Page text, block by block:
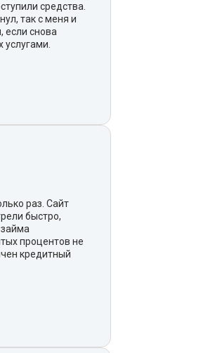
средства.
так с меня и
если снова
раз. Сайт
быстро,
процентов не
кредитный